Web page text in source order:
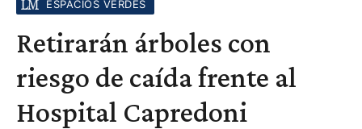
ESPACIOS VERDES
Retirarán árboles con
riesgo de caída frente al
Hospital Capredoni